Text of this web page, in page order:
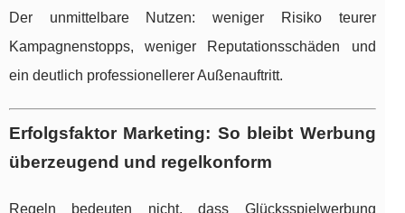
Der unmittelbare Nutzen: weniger Risiko teurer
Kampagnenstopps, weniger Reputationsschäden und
ein deutlich professionellerer Außenauftritt.
Erfolgsfaktor Marketing: So bleibt Werbung
überzeugend und regelkonform
Regeln bedeuten nicht, dass Glücksspielwerbung